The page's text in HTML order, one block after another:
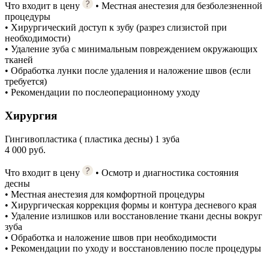
Что входит в цену
• Местная анестезия для безболезненной
процедуры
• Хирургический доступ к зубу (разрез слизистой при
необходимости)
• Удаление зуба с минимальным повреждением окружающих
тканей
• Обработка лунки после удаления и наложение швов (если
требуется)
• Рекомендации по послеоперационному уходу
Хирургия
Гингивопластика ( пластика десны) 1 зуба
4 000 руб.
Что входит в цену
• Осмотр и диагностика состояния
десны
• Местная анестезия для комфортной процедуры
• Хирургическая коррекция формы и контура десневого края
• Удаление излишков или восстановление ткани десны вокруг
зуба
• Обработка и наложение швов при необходимости
• Рекомендации по уходу и восстановлению после процедуры